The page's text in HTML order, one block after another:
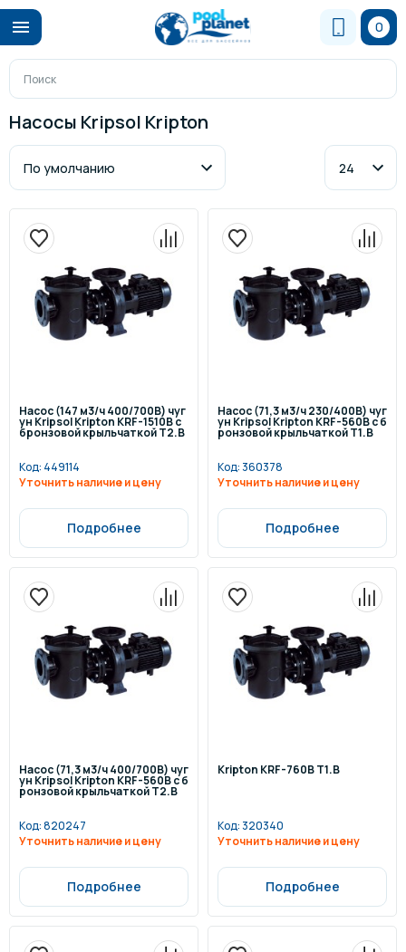
0
Насосы Kripsol Kripton
Насос (147 м3/ч 400/700В) чуг
ун Kripsol Kripton KRF-1510В с
бронзовой крыльчаткой Т2.В
Код: 449114
Уточнить наличие и цену
Подробнее
Насос (71,3 м3/ч 230/400В) чуг
ун Kripsol Kripton KRF-560В с б
ронзовой крыльчаткой Т1.В
Код:360378
Уточнить наличие и цену
Подробнее
Насос (71,3 м3/ч 400/700В) чуг
ун Kripsol Kripton KRF-560В с б
ронзовой крыльчаткой Т2.В
Код:820247
Уточнить наличие и цену
Подробнее
Kripton KRF-760В Т1.В
Код:320340
Уточнить наличие и цену
Подробнее